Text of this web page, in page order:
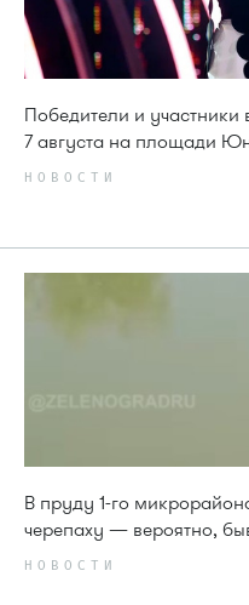
Победители и
7 августа на площади
НОВОСТИ
В пруду 1-го
черепаху — вероятно,
НОВОСТИ